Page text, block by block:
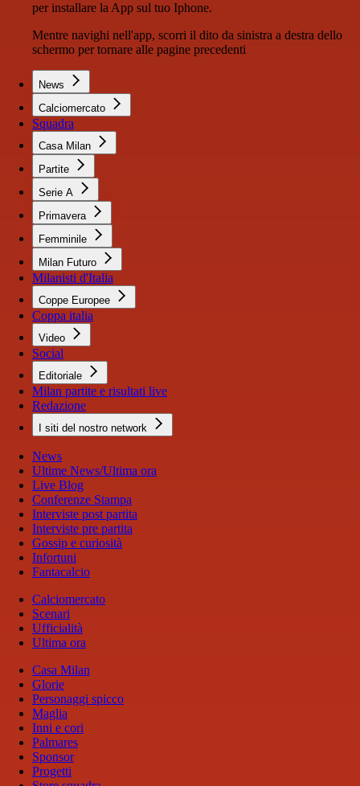
per installare la App sul tuo Iphone.
Mentre navighi nell'app, scorri il dito da sinistra a destra dello
schermo per tornare alle pagine precedenti
News
Calciomercato
Squadra
Casa Milan
Partite
Serie A
Primavera
Femminile
Milan Futuro
Milanisti d'Italia
Coppe Europee
Coppa italia
Video
Social
Editoriale
Milan partite e risultati live
Redazione
I siti del nostro network
News
Ultime News/Ultima ora
Live Blog
Conferenze Stampa
Interviste post partita
Interviste pre partita
Gossip e curiosità
Infortuni
Fantacalcio
Calciomercato
Scenari
Ufficialità
Ultima ora
Casa Milan
Glorie
Personaggi spicco
Maglia
Inni e cori
Palmares
Sponsor
Progetti